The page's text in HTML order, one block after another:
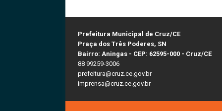
Prefeitura Municipal de Cruz/CE
Praça dos Três Poderes, SN
Bairro: Aningas - CEP: 62595-000 - Cruz/CE
88 99259-3006
prefeitura@cruz.ce.gov.br
imprensa@cruz.ce.gov.br